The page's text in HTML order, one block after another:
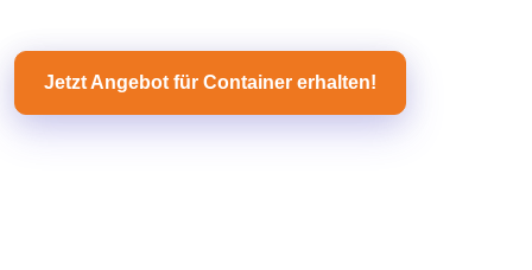
Jetzt Angebot für Container erhalten!